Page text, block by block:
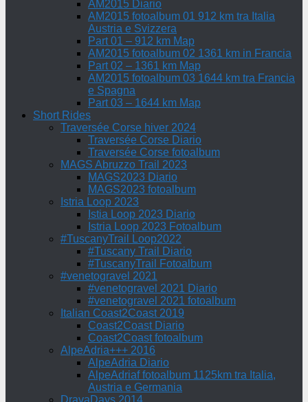
AM2015 Diario
AM2015 fotoalbum 01 912 km tra Italia
Austria e Svizzera
Part 01 – 912 km Map
AM2015 fotoalbum 02 1361 km in Francia
Part 02 – 1361 km Map
AM2015 fotoalbum 03 1644 km tra Francia
e Spagna
Part 03 – 1644 km Map
Short Rides
Traversée Corse hiver 2024
Traversée Corse Diario
Traversée Corse fotoalbum
MAGS Abruzzo Trail 2023
MAGS2023 Diario
MAGS2023 fotoalbum
Istria Loop 2023
Istia Loop 2023 Diario
Istria Loop 2023 Fotoalbum
#TuscanyTrail Loop2022
#Tuscany Trail Diario
#TuscanyTrail Fotoalbum
#venetogravel 2021
#venetogravel 2021 Diario
#venetogravel 2021 fotoalbum
Italian Coast2Coast 2019
Coast2Coast Diario
Coast2Coast fotoalbum
AlpeAdria+++ 2016
AlpeAdria Diario
AlpeAdriaf fotoalbum 1125km tra Italia,
Austria e Germania
DravaDays 2014